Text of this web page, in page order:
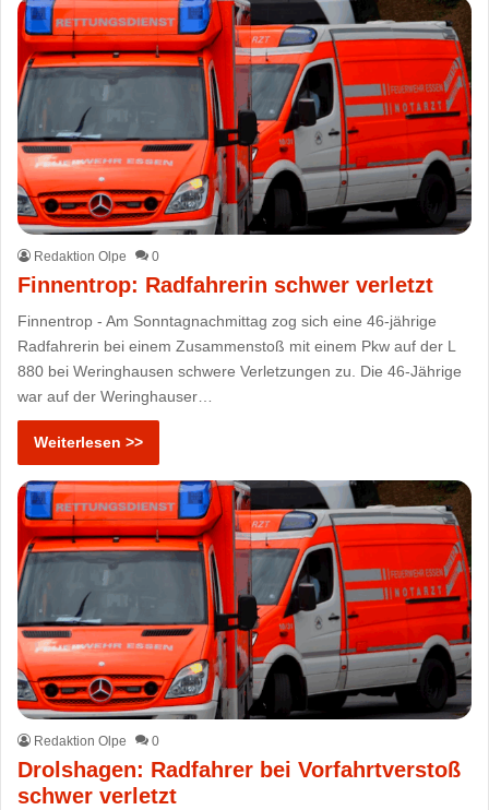
Redaktion Olpe 0
Finnentrop: Radfahrerin schwer verletzt
Finnentrop - Am Sonntagnachmittag zog sich eine 46-jährige
Radfahrerin bei einem Zusammenstoß mit einem Pkw auf der L
880 bei Weringhausen schwere Verletzungen zu. Die 46-Jährige
war auf der Weringhauser…
Weiterlesen >>
Redaktion Olpe 0
Drolshagen: Radfahrer bei Vorfahrtverstoß
schwer verletzt